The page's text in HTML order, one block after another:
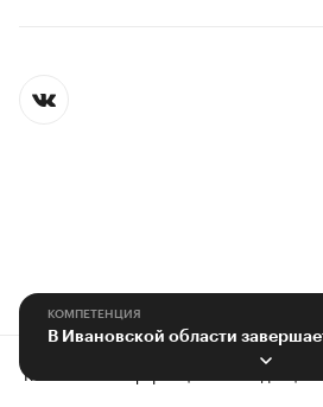
КОМПЕТЕНЦИЯ
Контактная информация